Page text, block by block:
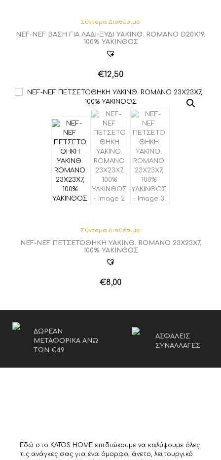
Σύντομα Διαθέσιμο
NEF-NEF ΒΑΣΗ ΓΙΑ ΛΑΔΙ-ΞΥΔΙ YAKINΘ. ROMANO D20X19,
100% ΥΑΚΙΝΘΟΣ
€12,50
Σύντομα Διαθέσιμο
NEF-NEF ΠΕΤΣΕΤΟΘΗΚΗ ΥΑΚΙΝΘ. ROMANO 23X23X7,
100% ΥΑΚΙΝΘΟΣ
€8,00
ΔΩΡΕΑΝ
ΜΕΤΑΦΟΡΙΚΑ ΑΝΩ
ΤΩΝ €49
ΑΣΦΑΛΕΙΣ
ΣΥΝΑΛΛΑΓΕΣ
Εδώ στο KATOS HOME επιδιώκουμε να καλύψουμε όλες
τις ανάγκες σας για ένα όμορφο, άνετο, λειτουργικό